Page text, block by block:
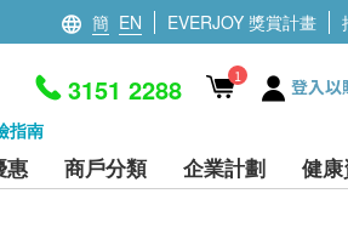
簡 EN EVERJOY 獎賞計畫
指南
3151 2288 1 登入以
惠 商戶分類 企業計劃 健